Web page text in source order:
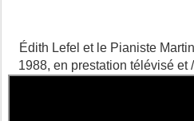
Édith Lefel et le Pianiste
1988, en prestation télévisé et